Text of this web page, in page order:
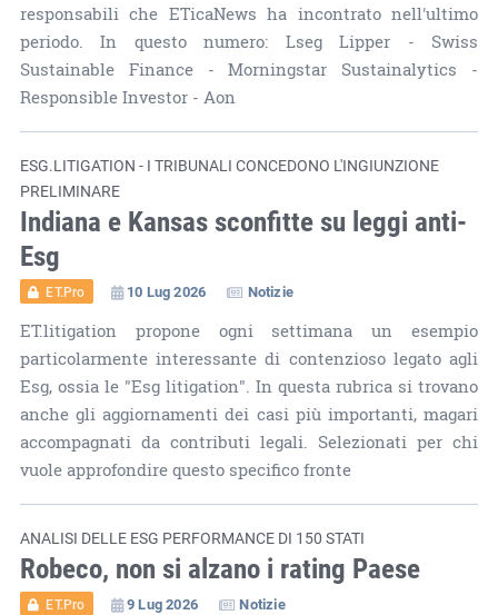
responsabili che ETicaNews ha incontrato nell'ultimo
periodo. In questo numero: Lseg Lipper - Swiss
Sustainable Finance - Morningstar Sustainalytics -
Responsible Investor - Aon
ESG.LITIGATION - I TRIBUNALI CONCEDONO L'INGIUNZIONE
PRELIMINARE
Indiana e Kansas sconfitte su leggi anti-
Esg
ET.Pro 10 Lug 2026 Notizie
ET.litigation propone ogni settimana un esempio
particolarmente interessante di contenzioso legato agli
Esg, ossia le "Esg litigation". In questa rubrica si trovano
anche gli aggiornamenti dei casi più importanti, magari
accompagnati da contributi legali. Selezionati per chi
vuole approfondire questo specifico fronte
ANALISI DELLE ESG PERFORMANCE DI 150 STATI
Robeco, non si alzano i rating Paese
ET.Pro 9 Lug 2026 Notizie